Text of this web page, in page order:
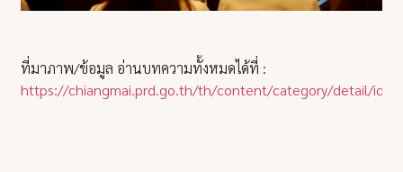
ที่มาภาพ/ข้อมูล อ่านบทความทั้งหมดได้ที่ :
https://chiangmai.prd.go.th/th/content/category/detail/id/